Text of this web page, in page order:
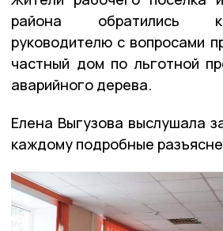
района обратились
руководителю с вопросами
частный дом по льготной
аварийного дерева.
Елена Выгузова выслушала
каждому подробные